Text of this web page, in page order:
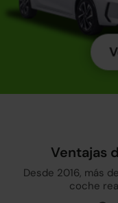
Ventajas
Desde 2016, más
coche